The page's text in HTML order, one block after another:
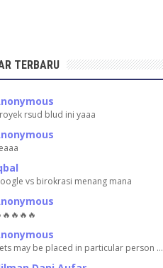
TERBARU
rsud blud ini yaaa
vs birokrasi menang mana
may be placed in particular person …